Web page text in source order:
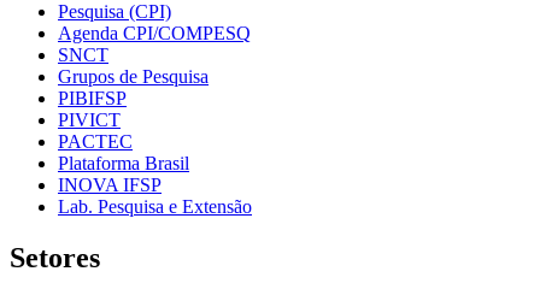
Pesquisa (CPI)
Agenda CPI/COMPESQ
SNCT
Grupos de Pesquisa
PIBIFSP
PIVICT
PACTEC
Plataforma Brasil
INOVA IFSP
Lab. Pesquisa e Extensão
Setores